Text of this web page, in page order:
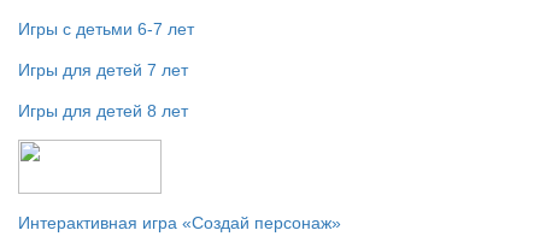
Игры с детьми 6-7 лет
Игры для детей 7 лет
Игры для детей 8 лет
Интерактивная игра «Создай персонаж»